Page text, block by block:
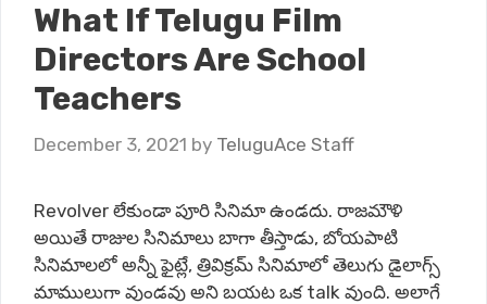
What If Telugu Film
Directors Are School
Teachers
December 3, 2021 by TeluguAce Staff
Revolver లేకుండా పూరి సినిమా ఉండదు. రాజమౌళి
అయితే రాజుల సినిమాలు బాగా తీస్తాడు, బోయపాటి
సినిమాలలో అన్నీ ఫైట్లే, త్రివిక్రమ్ సినిమాలో తెలుగు డైలాగ్స్
మాములుగా వుండవు అని బయట ఒక talk వుంది. అలాగే